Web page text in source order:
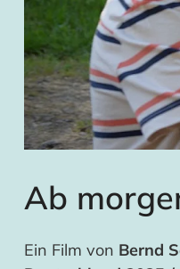
Ab
Ein Film von Bernd